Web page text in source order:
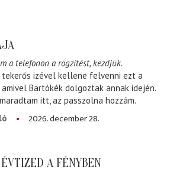
a telefonon a rögzítést, kezdjük.
tekerős izével kellene felvenni ezt a
Bartókék dolgoztak annak idején.
itt, az passzolna hozzám.
2026. december 28.
A FÉNYBEN